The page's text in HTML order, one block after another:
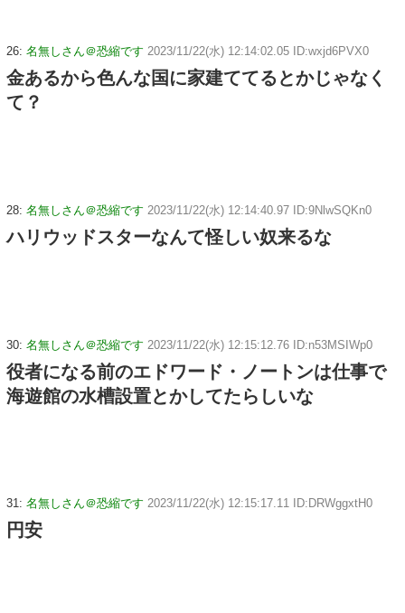
26: 名無しさん＠恐縮です 2023/11/22(水) 12:14:02.05 ID:wxjd6PVX0
金あるから色んな国に家建ててるとかじゃなく
て？
28: 名無しさん＠恐縮です 2023/11/22(水) 12:14:40.97 ID:9NlwSQKn0
ハリウッドスターなんて怪しい奴来るな
30: 名無しさん＠恐縮です 2023/11/22(水) 12:15:12.76 ID:n53MSIWp0
役者になる前のエドワード・ノートンは仕事で
海遊館の水槽設置とかしてたらしいな
31: 名無しさん＠恐縮です 2023/11/22(水) 12:15:17.11 ID:DRWggxtH0
円安